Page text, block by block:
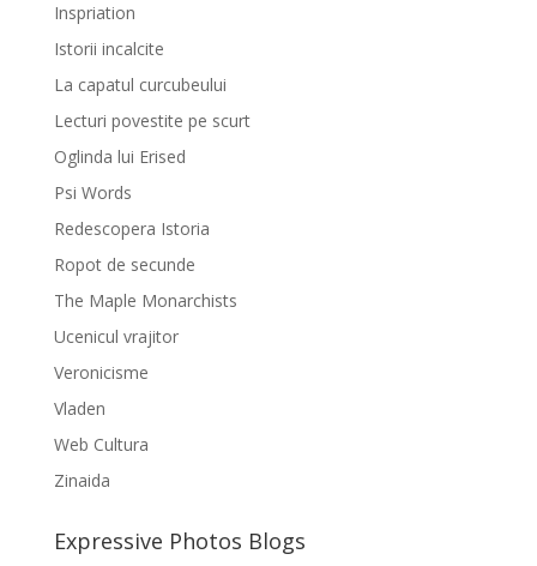
Inspriation
Istorii incalcite
La capatul curcubeului
Lecturi povestite pe scurt
Oglinda lui Erised
Psi Words
Redescopera Istoria
Ropot de secunde
The Maple Monarchists
Ucenicul vrajitor
Veronicisme
Vladen
Web Cultura
Zinaida
Expressive Photos Blogs